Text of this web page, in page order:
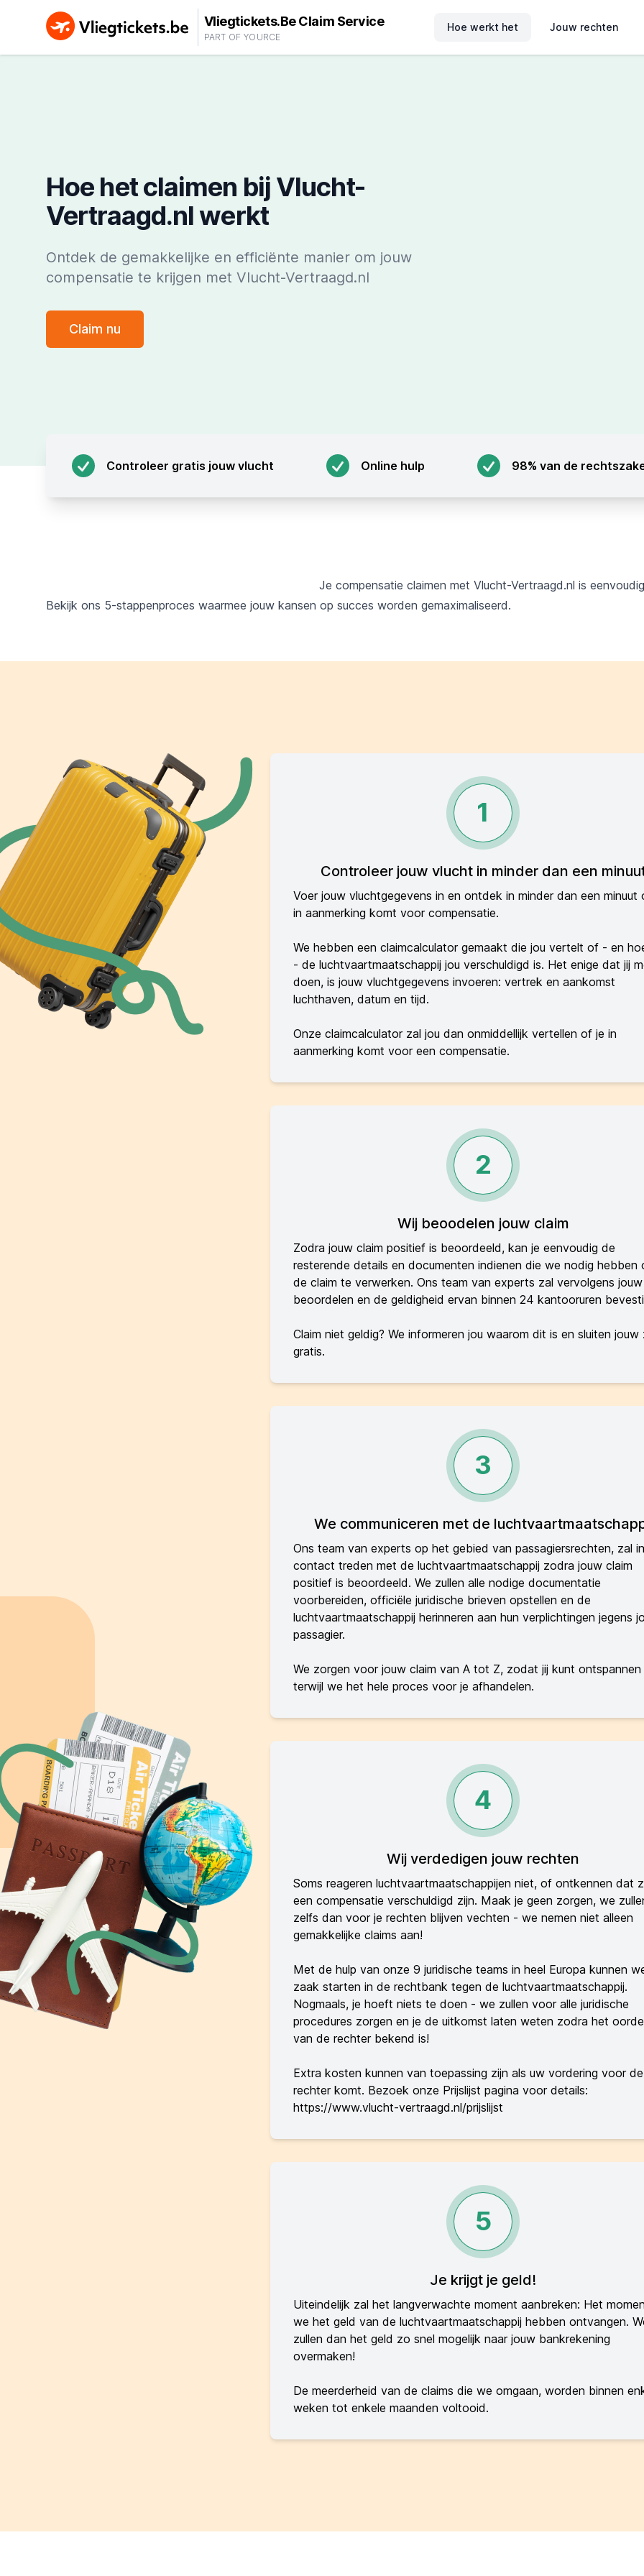
Vliegtickets.Be Claim Service
PART OF YOURCE
Hoe werkt het Jouw rechten
Hoe het claimen bij Vlucht-
Vertraagd.nl werkt
Ontdek de gemakkelijke en efficiënte manier om jouw
compensatie te krijgen met Vlucht-Vertraagd.nl
Claim nu
Controleer gratis jouw vlucht Online hulp 98% van de
Je compensatie claimen met Vlucht-Vertraagd.nl is
Bekijk ons 5-stappenproces waarmee jouw kansen op succes worden gemaximaliseerd.
1
Controleer jouw vlucht in minder dan een
Voer jouw vluchtgegevens in en ontdek in minder dan een minuut
in aanmerking komt voor compensatie.
We hebben een claimcalculator gemaakt die jou vertelt of - en
- de luchtvaartmaatschappij jou verschuldigd is. Het enige dat jij
doen, is jouw vluchtgegevens invoeren: vertrek en aankomst
luchthaven, datum en tijd.
Onze claimcalculator zal jou dan onmiddellijk vertellen of je in
aanmerking komt voor een compensatie.
2
Wij beoodelen jouw claim
Zodra jouw claim positief is beoordeeld, kan je eenvoudig de
resterende details en documenten indienen die we nodig hebben
de claim te verwerken. Ons team van experts zal vervolgens jouw
beoordelen en de geldigheid ervan binnen 24 kantooruren
Claim niet geldig? We informeren jou waarom dit is en sluiten jouw
gratis.
3
We communiceren met de
Ons team van experts op het gebied van passagiersrechten, zal in
contact treden met de luchtvaartmaatschappij zodra jouw claim
positief is beoordeeld. We zullen alle nodige documentatie
voorbereiden, officiële juridische brieven opstellen en de
luchtvaartmaatschappij herinneren aan hun verplichtingen jegens
passagier.
We zorgen voor jouw claim van A tot Z, zodat jij kunt ontspannen
terwijl we het hele proces voor je afhandelen.
4
Wij verdedigen jouw rechten
Soms reageren luchtvaartmaatschappijen niet, of ontkennen dat
een compensatie verschuldigd zijn. Maak je geen zorgen, we
zelfs dan voor je rechten blijven vechten - we nemen niet alleen
gemakkelijke claims aan!
Met de hulp van onze 9 juridische teams in heel Europa kunnen
zaak starten in de rechtbank tegen de luchtvaartmaatschappij.
Nogmaals, je hoeft niets te doen - we zullen voor alle juridische
procedures zorgen en je de uitkomst laten weten zodra het
van de rechter bekend is!
Extra kosten kunnen van toepassing zijn als uw vordering voor de
rechter komt. Bezoek onze Prijslijst pagina voor details:
https://www.vlucht-vertraagd.nl/prijslijst
5
Je krijgt je geld!
Uiteindelijk zal het langverwachte moment aanbreken: Het
we het geld van de luchtvaartmaatschappij hebben ontvangen.
zullen dan het geld zo snel mogelijk naar jouw bankrekening
overmaken!
De meerderheid van de claims die we omgaan, worden binnen
weken tot enkele maanden voltooid.